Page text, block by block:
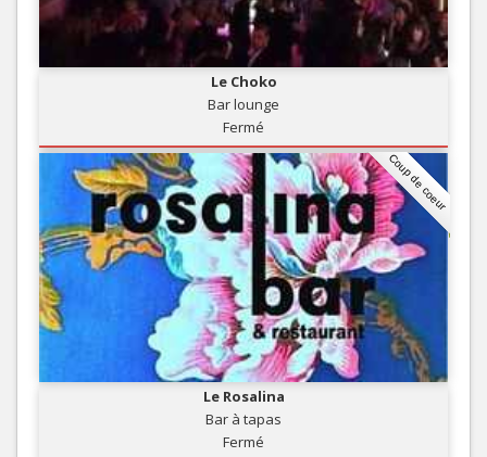
Le Choko
Bar lounge
Fermé
Coup de coeur
Le Rosalina
Bar à tapas
Fermé